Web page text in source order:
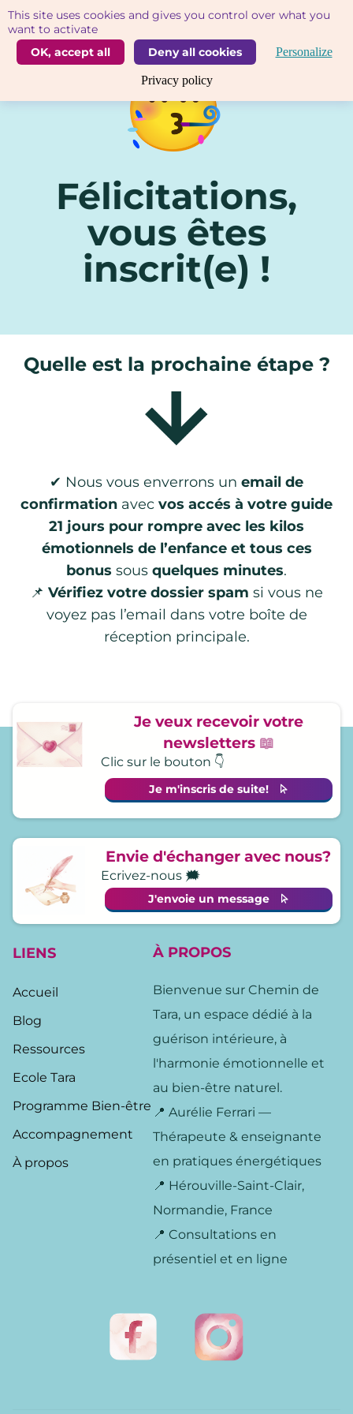
This site uses cookies and gives you control over what you
want to activate
OK, accept all
Deny all cookies Personalize
Privacy policy
Félicitations,
vous êtes
inscrit(e) !
Quelle est la prochaine étape ?
✔ Nous vous enverrons un email de
confirmation avec vos accés à votre guide
21 jours pour rompre avec les kilos
émotionnels de l’enfance et tous ces
bonus sous quelques minutes.
📌 Vérifiez votre dossier spam si vous ne
voyez pas l’email dans votre boîte de
réception principale.
Je veux recevoir votre
newsletters📖
Clic sur le bouton 👇
Je m'inscris de suite!
Envie d'échanger avec nous?
Ecrivez-nous 🗯️
J'envoie un message
LIENS
Accueil
Blog
Ressources
Ecole Tara
Programme Bien-être
Accompagnement
À propos
ÀPROPOS
Bienvenue sur Chemin de
Tara, un espace dédié à la
guérison intérieure, à
l'harmonie émotionnelle et
au bien-être naturel.
📍 Aurélie Ferrari —
Thérapeute & enseignante
en pratiques énergétiques
📍 Hérouville-Saint-Clair,
Normandie, France
📍 Consultations en
présentiel et en ligne